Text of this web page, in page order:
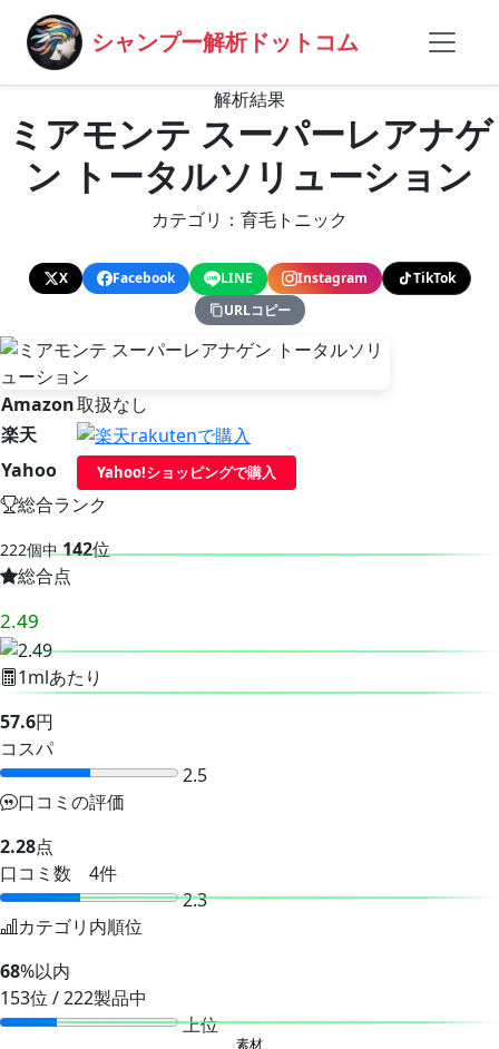
シャンプー解析ドットコム
解析結果
ミアモンテ スーパーレアナゲ
ン トータルソリューション
カテゴリ：育毛トニック
X Facebook LINE Instagram
TikTok
URLコピー
Amazon取扱なし
楽天
Yahoo
Yahoo!ショッピングで購入
総合ランク
222個中 142位
総合点
2.49
1mlあたり
57.6円
コスパ
2.5
口コミの評価
2.28点
口コミ数 4件
2.3
カテゴリ内順位
68%以内
153位 / 222製品中
上位